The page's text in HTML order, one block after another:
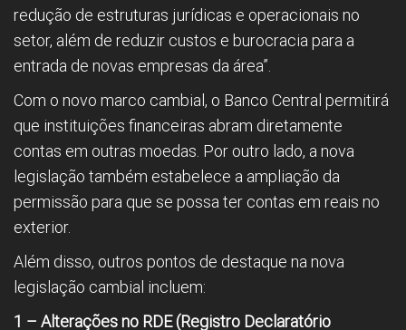
redução de estruturas jurídicas e operacionais no
setor, além de reduzir custos e burocracia para a
entrada de novas empresas da área”.
Com o novo marco cambial, o Banco Central permitirá
que instituições financeiras abram diretamente
contas em outras moedas. Por outro lado, a nova
legislação também estabelece a ampliação da
permissão para que se possa ter contas em reais no
exterior.
Além disso, outros pontos de destaque na nova
legislação cambial incluem:
1 – Alterações no RDE (Registro Declaratório